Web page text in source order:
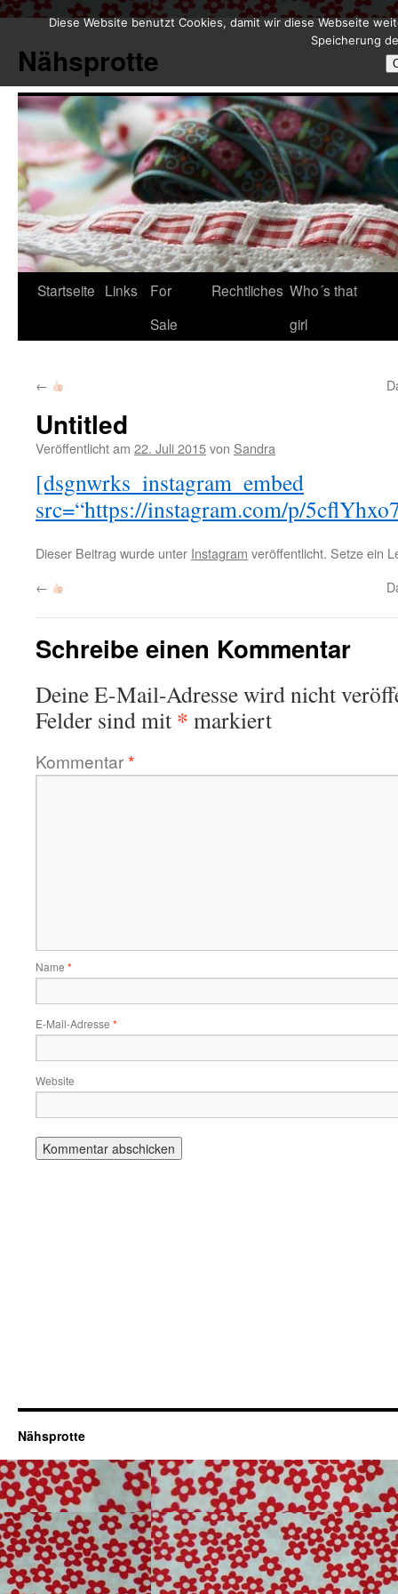
springen
Nähsprotte
Startseite Links
For
Sale
Rechtliches Who´s that
girl
←
Untitled
Veröffentlicht am 22. Juli 2015von Sandra
[dsgnwrks_instagram_embed
src=“https://instagram.com/p/
Dieser Beitrag wurde unter Instagram veröffentlicht. Setze ein
←
Schreibe einen Kommentar
Deine E-Mail-Adresse wird nicht
Felder sind mit * markiert
Kommentar*
Name *
E-Mail-Adresse *
Website
Nähsprotte
Diese Website benutzt Cookies, damit wir diese Webseite
Speicherung